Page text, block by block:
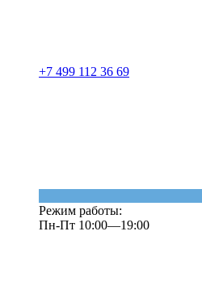
+7 499 112 36 69
Режим работы:
Пн-Пт 10:00—19:00